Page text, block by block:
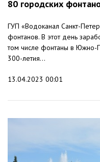
80 городских
ГУП «Водоканал Санкт-
фонтанов. В этот день
том числе фонтаны в Южно-
300-летия...
13.04.2023 00:01